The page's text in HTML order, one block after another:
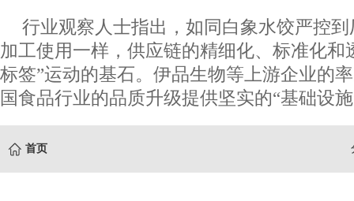
行业观察人士指出，如同白象水饺严控
加工使用一样，供应链的精细化、标准化和
标签”运动的基石。伊品生物等上游企业的
国食品行业的品质升级提供坚实的“基础设
首页